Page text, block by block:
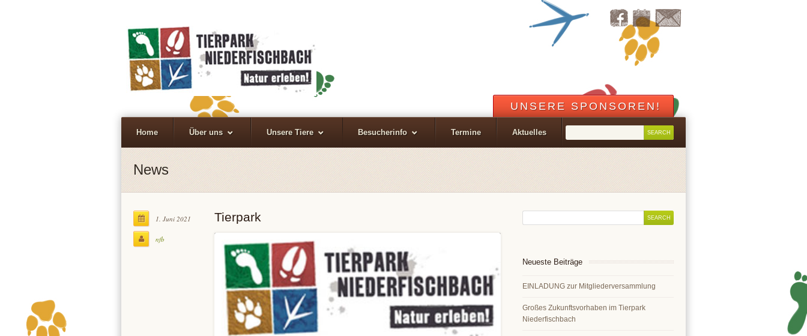
UNSERE SPONSOREN!
Home Über uns Unsere Tiere Besucherinfo Termine Aktuelles
News
1. Juni 2021
nfb
Tierpark
Neueste Beiträge
EINLADUNG zur Mitgliederversammlung
Großes Zukunftsvorhaben im Tierpark
Niederfischbach